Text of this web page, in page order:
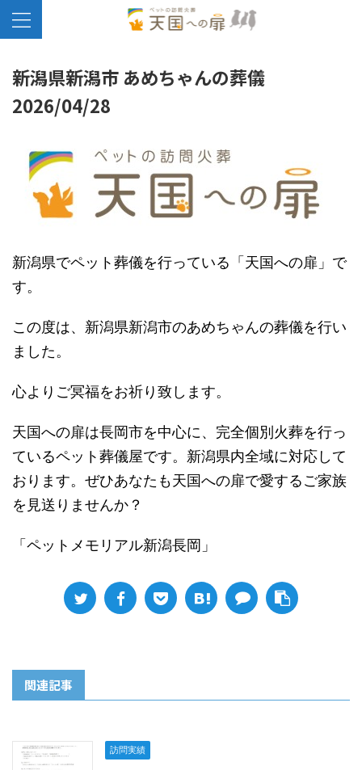
新潟県新潟市 あめちゃんの葬儀
2026/04/28
新潟県でペット葬儀を行っている「天国への扉」で
す。
この度は、新潟県新潟市のあめちゃんの葬儀を行い
ました。
心よりご冥福をお祈り致します。
天国への扉は長岡市を中心に、完全個別火葬を行っ
ているペット葬儀屋です。新潟県内全域に対応して
おります。ぜひあなたも天国への扉で愛するご家族
を見送りませんか？
「ペットメモリアル新潟長岡」
関連記事
訪問実績